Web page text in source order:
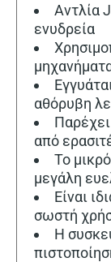
Αντλία
ενυδρεία
αθόρυβη
από
Το
μεγάλη
Είναι
σωστή
Η